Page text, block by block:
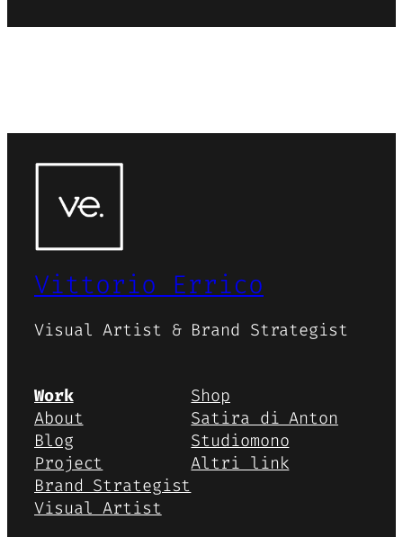
Vittorio Errico
Visual Artist & Brand Strategist
Work
About
Blog
Project
Brand Strategist
Visual Artist
Shop
Satira di Anton
Studiomono
Altri link